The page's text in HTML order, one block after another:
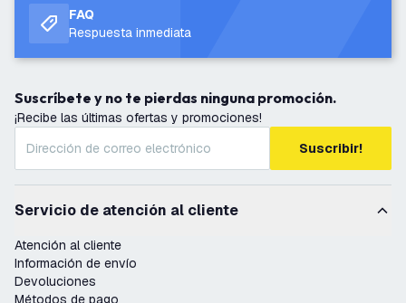
FAQ
Respuesta inmediata
Suscríbete y no te pierdas ninguna promoción.
¡Recibe las últimas ofertas y promociones!
Suscribir!
Servicio de atención al cliente
Atención al cliente
Información de envío
Devoluciones
Métodos de pago